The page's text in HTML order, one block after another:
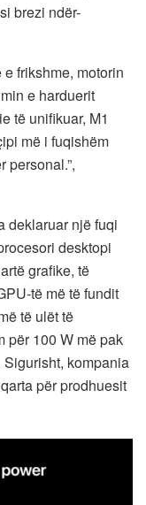
brezi ndër-
frikshme, motorin
e harduerit
të unifikuar, M1
më i fuqishëm
personal.”,
deklaruar një fuqi
desktopi
grafike, të
të më të fundit
të ulët të
për 100 W më pak
kompania
për prodhuesit